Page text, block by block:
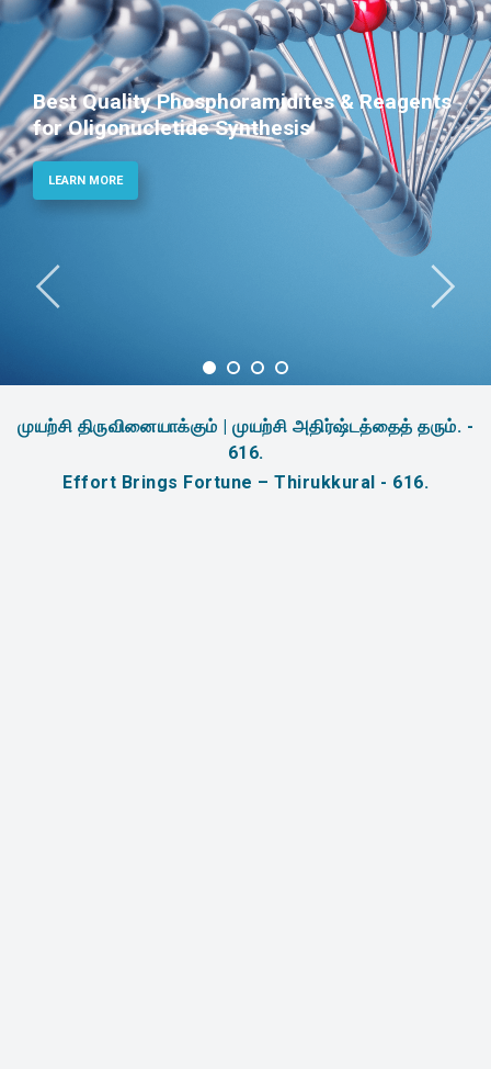
Phosphoramidites for
Therapeutic Applications
முயற்சி திருவினையாக்கும் | முயற்சி அதிர்ஷ்டத்தைத் தரும். -
616.
Effort Brings Fortune – Thirukkural - 616.